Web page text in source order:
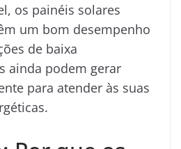
os painéis solares
um bom desempenho
de baixa
ainda podem gerar
para atender às suas